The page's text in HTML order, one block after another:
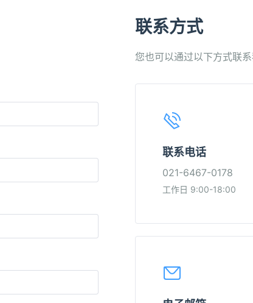
联系方式
您也可以通过以下方式联
联系电话
021-6467-0178
工作日 9:00-18:00